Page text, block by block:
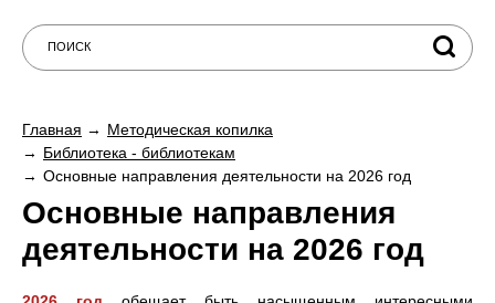
Главная
Методическая копилка
Библиотека - библиотекам
Основные направления деятельности на 2026 год
Основные направления
деятельности на 2026 год